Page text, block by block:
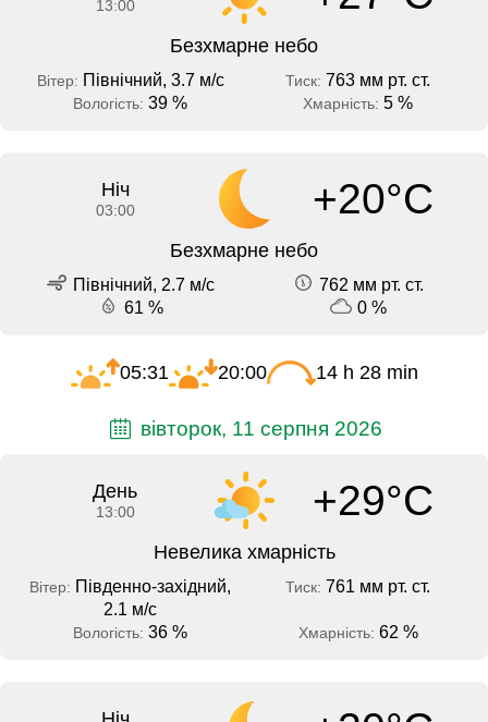
13:00
Безхмарне небо
Вітер: Північний, 3.7 м/с Тиск: 763 мм рт. ст.
Вологість: 39 % Хмарність: 5 %
Ніч
03:00 +20°C
Безхмарне небо
Північний, 2.7 м/с
762 мм рт. ст.
61 %
0 %
05:31 20:00 14 h 28 min
вівторок, 11 серпня 2026
День
13:00 +29°C
Невелика хмарність
Вітер: Південно-західний,
2.1 м/с
Тиск: 761 мм рт. ст.
Вологість: 36 % Хмарність: 62 %